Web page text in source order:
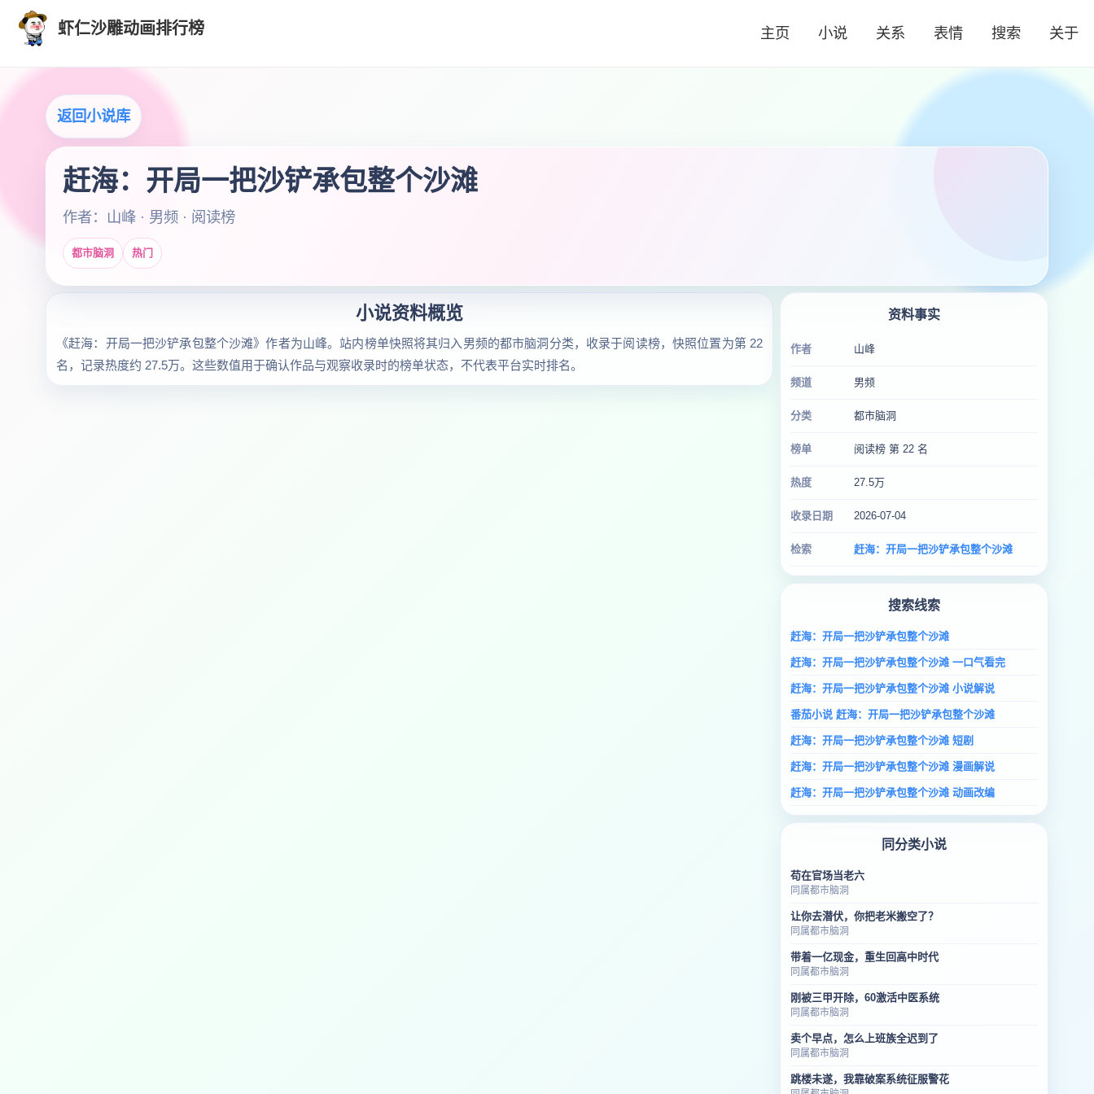
虾仁沙雕动画排行榜 主页 小说 关系 表情 搜索 关于
返回小说库
赶海：开局一把沙铲承包整个沙滩
作者：山峰 · 男频 · 阅读榜
都市脑洞 热门
小说资料概览
《赶海：开局一把沙铲承包整个沙滩》作者为山峰。站内榜单快照将其归入男频的都市脑洞分类，收录于阅读榜，快照位置为第 22
名，记录热度约 27.5万。这些数值用于确认作品与观察收录时的榜单状态，不代表平台实时排名。
资料事实
作者 山峰
频道 男频
分类 都市脑洞
榜单 阅读榜 第 22 名
热度 27.5万
收录日期 2026-07-04
检索 赶海：开局一把沙铲承包整个沙滩
搜索线索
赶海：开局一把沙铲承包整个沙滩
赶海：开局一把沙铲承包整个沙滩 一口气看完
赶海：开局一把沙铲承包整个沙滩 小说解说
番茄小说 赶海：开局一把沙铲承包整个沙滩
赶海：开局一把沙铲承包整个沙滩 短剧
赶海：开局一把沙铲承包整个沙滩 漫画解说
赶海：开局一把沙铲承包整个沙滩 动画改编
同分类小说
苟在官场当老六
同属都市脑洞
让你去潜伏，你把老米搬空了？
同属都市脑洞
带着一亿现金，重生回高中时代
同属都市脑洞
刚被三甲开除，60激活中医系统
同属都市脑洞
卖个早点，怎么上班族全迟到了
同属都市脑洞
跳楼未遂，我靠破案系统征服警花